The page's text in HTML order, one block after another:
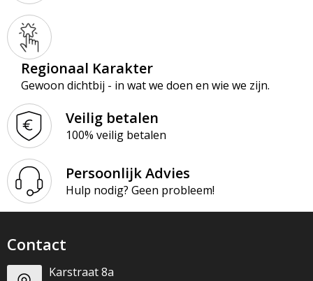
Regionaal Karakter
Gewoon dichtbij - in wat we doen en wie we zijn.
Veilig betalen
100% veilig betalen
Persoonlijk Advies
Hulp nodig? Geen probleem!
Contact
Karstraat 8a